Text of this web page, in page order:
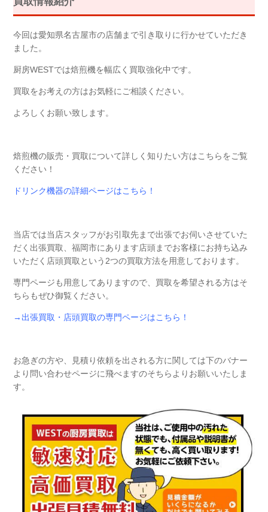
今回は愛知県名古屋市の店舗まで引き取りに行かせていただき
ました。
厨房WESTでは焙煎機を幅広く買取強化中です。
買取をお考えの方はお気軽にご相談ください。
よろしくお願い致します。
焙煎機の販売・買取について詳しく知りたい方はこちらをご覧
ください！
ドリンク機器の詳細ページはこちら！
当店では当店スタッフがお引取先まで出張でお伺いさせていた
だく出張買取、福岡市にあります店頭までお客様にお持ち込み
いただく店頭買取という2つの買取方法を用意しております。
専門ページも用意してありますので、買取を希望される方はそ
ちらもぜひ御覧ください。
→出張買取・店頭買取の専門ページはこちら！
お急ぎの方や、見積り依頼を出される方に関しては下のバナー
より問い合わせページに飛べますのそちらよりお願いいたしま
す。